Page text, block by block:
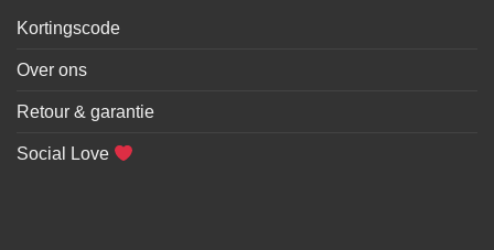
Kortingscode
Over ons
Retour & garantie
Social Love